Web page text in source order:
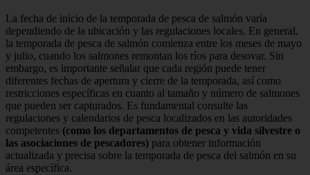
La fecha de inicio de la temporada de pesca de salmón varía
dependiendo de la ubicación y las regulaciones locales. En general,
la temporada de pesca de salmón comienza entre los meses de mayo
y julio, cuando los salmones remontan los ríos para desovar. Sin
embargo, es importante señalar que cada región puede tener
diferentes fechas de apertura y cierre de la temporada, así como
restricciones específicas en cuanto al tamaño y número de salmones
que pueden ser capturados. Es fundamental consulte las
regulaciones y calendarios de pesca localizados en las autoridades
competentes (como los departamentos de pesca y vida silvestre o
las asociaciones de pescadores) para obtener información
actualizada y precisa sobre la temporada de pesca del salmón en su
área específica.